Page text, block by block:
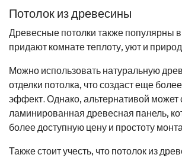
Потолок из древесины
Древесные потолки также популярны
придают комнате теплоту, уют и
Можно использовать натуральную
отделки потолка, что создаст еще
эффект. Однако, альтернативой может
ламинированная древесная панель,
более доступную цену и простоту
Также стоит учесть, что потолок из